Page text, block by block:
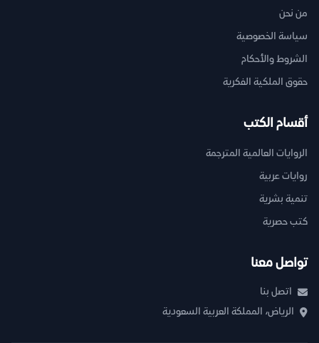
من نحن
سياسة الخصوصية
الشروط والأحكام
حقوق الملكية الفكرية
أقسام الكتب
الروايات العالمية المترجمة
روايات عربية
تنمية بشرية
كتب حصرية
تواصل معنا
اتصل بنا
الرياض، المملكة العربية السعودية